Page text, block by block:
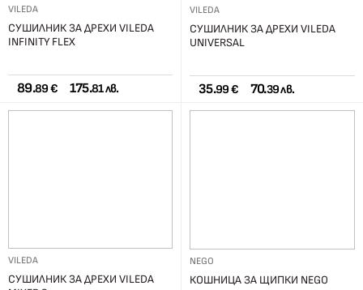
VILEDA
СУШИЛНИК ЗА ДРЕХИ VILEDA
INFINITY FLEX
89.89 € 175.81 лв.
VILEDA
СУШИЛНИК ЗА ДРЕХИ VILEDA
UNIVERSAL
35.99 € 70.39 лв.
VILEDA
СУШИЛНИК ЗА ДРЕХИ VILEDA
NEGO
КОШНИЦА ЗА ЩИПКИ NEGO